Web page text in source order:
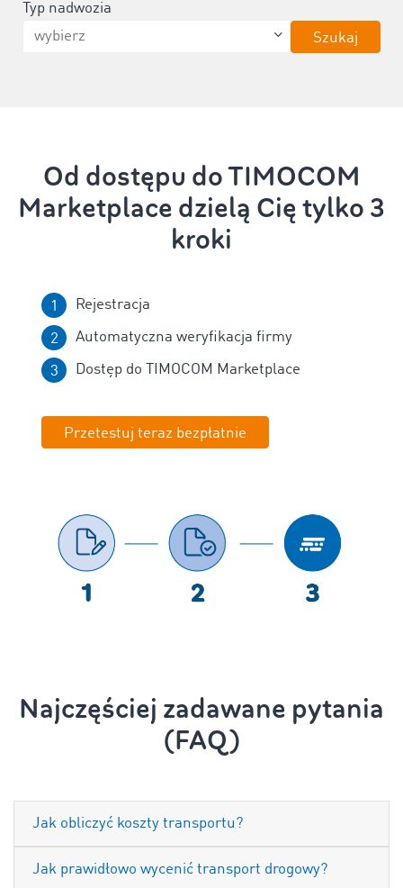
Typ nadwozia
Szukaj
Od dostępu do TIMOCOM
Marketplace dzielą Cię tylko 3
kroki
Rejestracja
Automatyczna weryfikacja firmy
Dostęp do TIMOCOM Marketplace
Przetestuj teraz bezpłatnie
Najczęściej zadawane pytania
(FAQ)
Jak obliczyć koszty transportu?
Jak prawidłowo wycenić transport drogowy?